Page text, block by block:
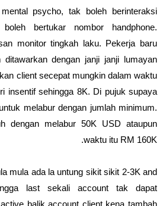
psycho, tak boleh berinteraksi
bertukar nombor handphone.
monitor tingkah laku. Pekerja baru
dengan janji janji lumayan
client secepat mungkin dalam waktu
insentif sehingga 8K. Di pujuk supaya
melabur dengan jumlah minimum.
dengan melabur 50K USD ataupun
waktu itu RM 160K.
mula ada la untung sikit sikit 2-3K and
last sekali account tak dapat
balik account client kena tambah